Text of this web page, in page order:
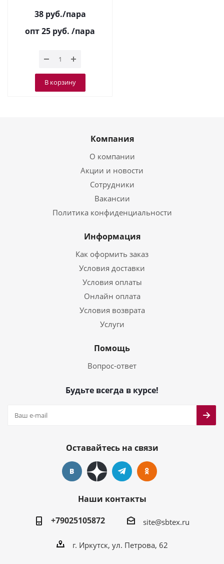
38руб./пара
опт 25 руб. /пара
В корзину
Компания
О компании
Акции и новости
Сотрудники
Вакансии
Политика конфиденциальности
Информация
Как оформить заказ
Условия доставки
Условия оплаты
Онлайн оплата
Условия возврата
Услуги
Помощь
Вопрос-ответ
Будьте всегда в курсе!
Оставайтесь на связи
Наши контакты
+79025105872
site@sbtex.ru
г. Иркутск, ул. Петрова, 62